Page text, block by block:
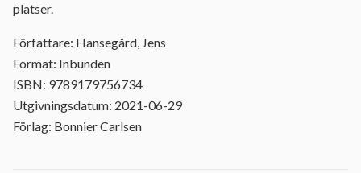
platser.
Författare: Hansegård, Jens
Format: Inbunden
ISBN: 9789179756734
Utgivningsdatum: 2021-06-29
Förlag: Bonnier Carlsen